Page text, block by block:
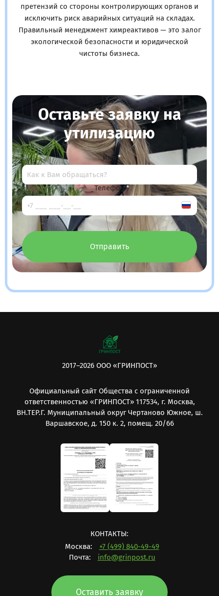
претензий со стороны контролирующих органов и
исключить риск аварийных ситуаций на складах.
Правильный менеджмент химреактивов — это залог
экологической безопасности и юридической
чистоты бизнеса.
Оставьте заявку на
утилизацию
Имя
Телефон
Отправить
2017–2026 ООО «ГРИНПОСТ»
Официальный сайт Общества с ограниченной
ответственностью «ГРИНПОСТ» 117534, г. Москва,
ВН.ТЕР.Г. Муниципальный округ Чертаново Южное, ш.
Варшавское, д. 150 к. 2, помещ. 20/66
КОНТАКТЫ:
Москва:
+7 (499) 840-49-49
Почта:
info@grinpost.ru
Оставить заявку